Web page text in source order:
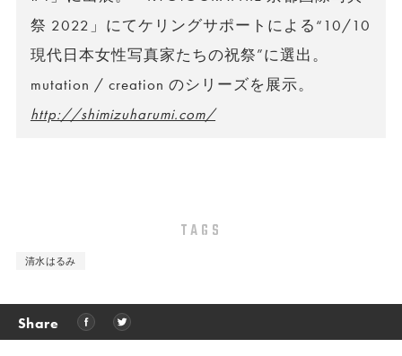
祭 2022」にてケリングサポートによる“10/10
現代日本女性写真家たちの祝祭”に選出。
mutation / creation のシリーズを展示。
http://shimizuharumi.com/
TAGS
清水はるみ
Share